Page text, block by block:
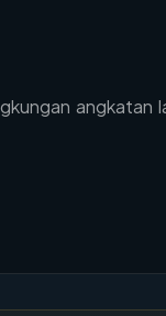
angkatan